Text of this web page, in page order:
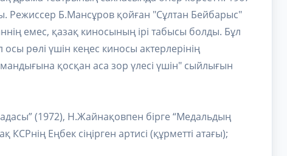
Режиссер Б.Мансұров қойған "Сұлтан Бейбарыс"
емес, қазақ киносының ірі табысы болды. Бұл
рөлі үшін кеңес киносы актерлерінің
қосқан аса зор үлесі үшін" сыйлығын
(1972), Н.Жайнақовпен бірге “Медальдың
Еңбек сіңірген артисі (құрметті атағы);